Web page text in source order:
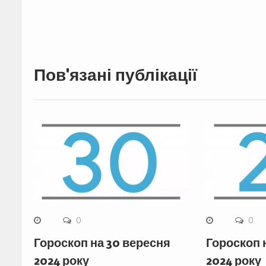
Пов'язані публікації
0
Гороскоп на 30 вересня
2024 року
0
Гороскоп
2024 року